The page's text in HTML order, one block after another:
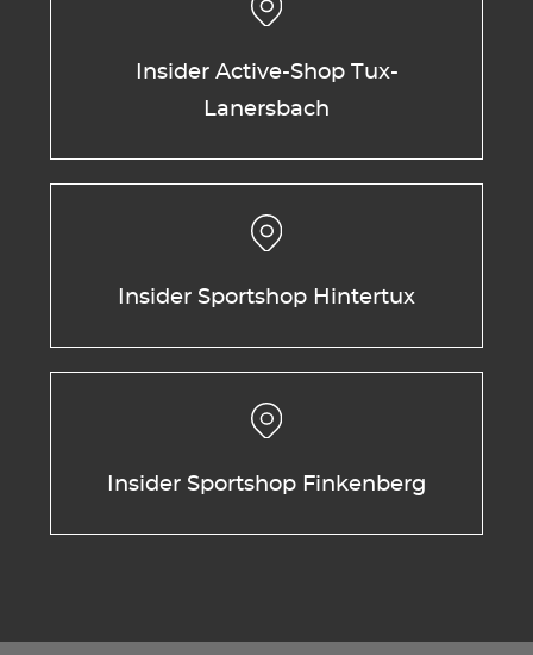
Insider Active-Shop Tux-
Lanersbach
Insider Sportshop Hintertux
Insider Sportshop Finkenberg